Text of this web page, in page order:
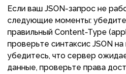
Если ваш JSON-запрос не
следующие моменты:
правильный Content-Type
проверьте синтаксис JSON
убедитесь, что сервер
данные, проверьте права